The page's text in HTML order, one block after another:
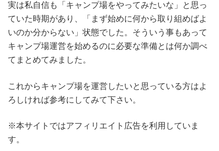
実は私自信も「キャンプ場をやってみたいな」と思っ
ていた時期があり、「まず始めに何から取り組めばよ
いのか分からない」状態でした。そういう事もあって
キャンプ場運営を始めるのに必要な準備とは何か調べ
てまとめてみました。
これからキャンプ場を運営したいと思っている方はよ
ろしければ参考にしてみて下さい。
※本サイトではアフィリエイト広告を利用していま
す。